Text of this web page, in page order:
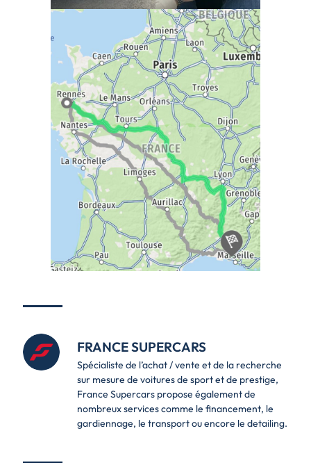
FRANCE SUPERCARS
Spécialiste de l’achat / vente et de la recherche
sur mesure de voitures de sport et de prestige,
France Supercars propose également de
nombreux services comme le financement, le
gardiennage, le transport ou encore le detailing.